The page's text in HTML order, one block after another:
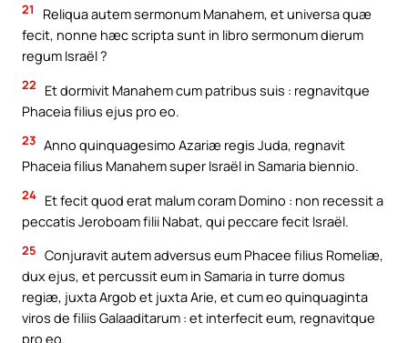
21
Reliqua autem sermonum Manahem, et universa quæ
fecit, nonne hæc scripta sunt in libro sermonum dierum
regum Israël ?
22
Et dormivit Manahem cum patribus suis : regnavitque
Phaceia filius ejus pro eo.
23 Anno quinquagesimo Azariæ regis Juda, regnavit
Phaceia filius Manahem super Israël in Samaria biennio.
24 Et fecit quod erat malum coram Domino : non recessit a
peccatis Jeroboam filii Nabat, qui peccare fecit Israël.
25 Conjuravit autem adversus eum Phacee filius Romeliæ,
dux ejus, et percussit eum in Samaria in turre domus
regiæ, juxta Argob et juxta Arie, et cum eo quinquaginta
viros de filiis Galaaditarum : et interfecit eum, regnavitque
pro eo.